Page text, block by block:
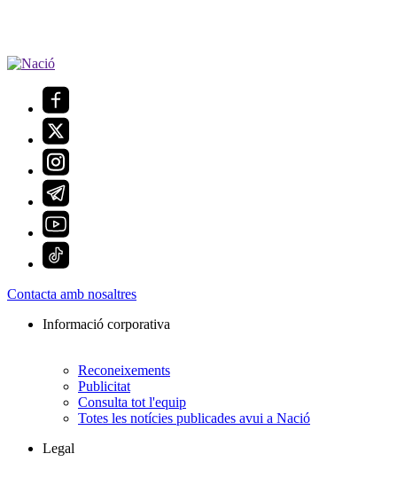
Contacta amb nosaltres
Informació corporativa
Reconeixements
Publicitat
Consulta tot l'equip
Totes les notícies publicades avui a Nació
Legal